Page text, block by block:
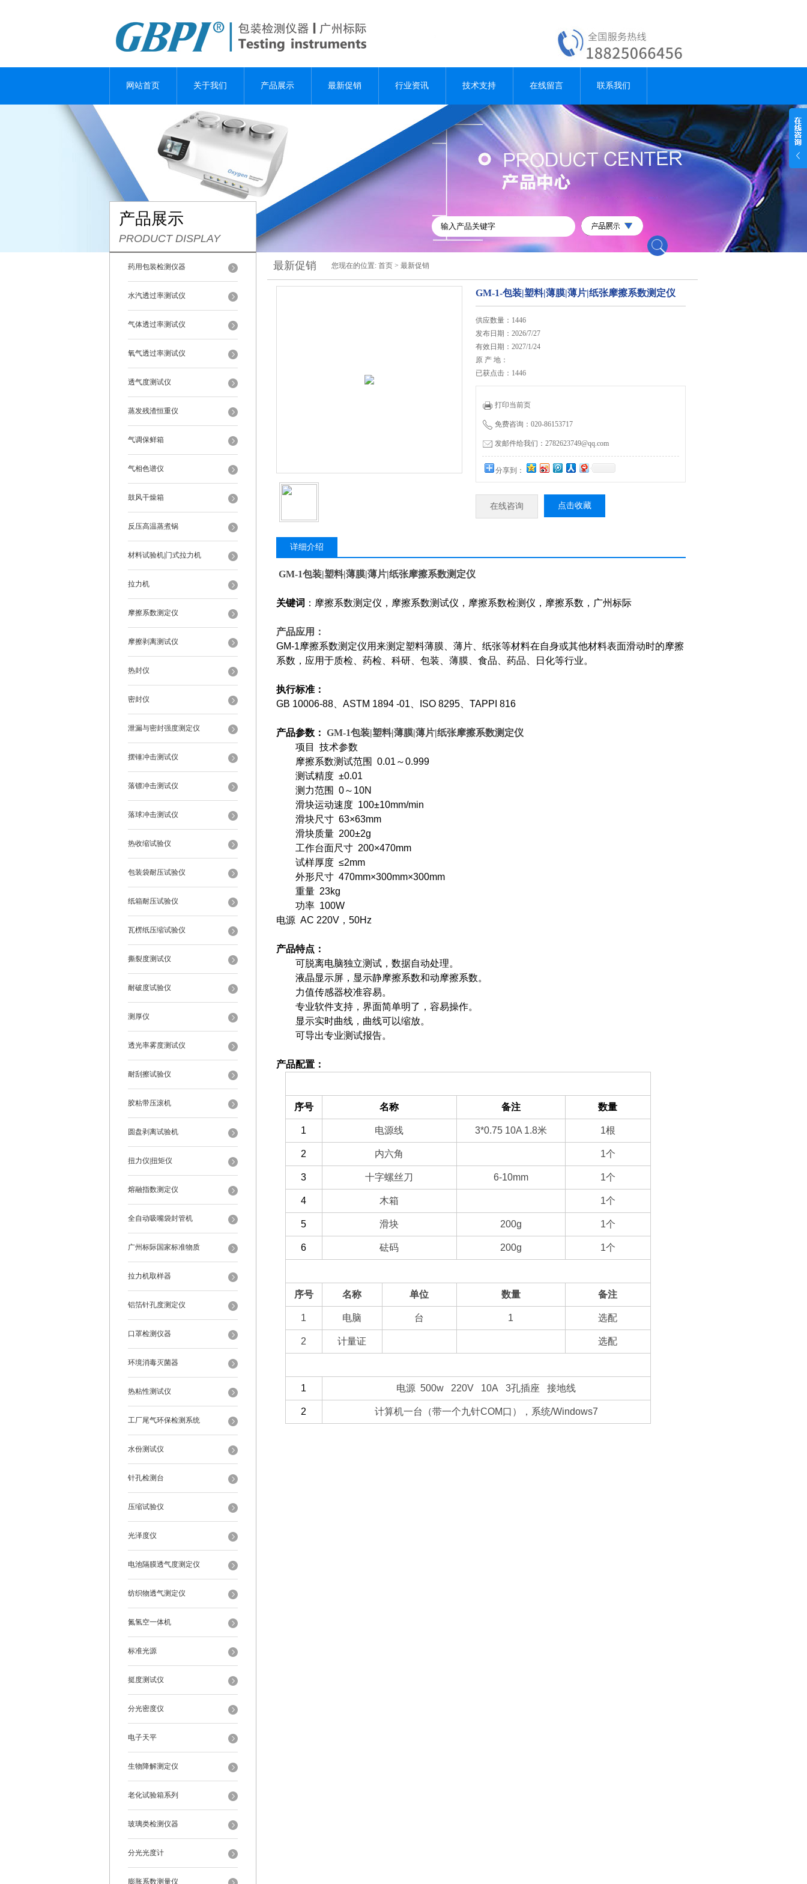
网站首页 关于我们 产品展示 最新促销 行业资讯 技术支持 在线留言 联系我们
产品展示
PRODUCT DISPLAY
药用包装检测仪器
水汽透过率测试仪
气体透过率测试仪
氧气透过率测试仪
透气度测试仪
蒸发残渣恒重仪
气调保鲜箱
气相色谱仪
鼓风干燥箱
反压高温蒸煮锅
材料试验机|门式拉力机
拉力机
摩擦系数测定仪
摩擦剥离测试仪
热封仪
密封仪
泄漏与密封强度测定仪
摆锤冲击测试仪
落镖冲击测试仪
落球冲击测试仪
热收缩试验仪
包装袋耐压试验仪
纸箱耐压试验仪
瓦楞纸压缩试验仪
撕裂度测试仪
耐破度试验仪
测厚仪
透光率雾度测试仪
耐刮擦试验仪
胶粘带压滚机
圆盘剥离试验机
扭力仪|扭矩仪
熔融指数测定仪
全自动吸嘴袋封管机
广州标际国家标准物质
拉力机取样器
铝箔针孔度测定仪
口罩检测仪器
环境消毒灭菌器
热粘性测试仪
工厂尾气环保检测系统
水份测试仪
针孔检测台
压缩试验仪
光泽度仪
电池隔膜透气度测定仪
纺织物透气测定仪
氮氢空一体机
标准光源
挺度测试仪
分光密度仪
电子天平
生物降解测定仪
老化试验箱系列
玻璃类检测仪器
分光光度计
膨胀系数测量仪
最新促销 您现在的位置: 首页 > 最新促销
GM-1-包装|塑料|薄膜|薄片|纸张摩擦系数测定仪
供应数量：1446
发布日期：2026/7/27
有效日期：2027/1/24
原 产 地：
已获点击：1446
打印当前页
免费咨询：020-86153717
发邮件给我们：2782623749@qq.com
分享到：
在线咨询 点击收藏
详细介绍
GM-1包装|塑料|薄膜|薄片|纸张摩擦系数测定仪
关键词 ：摩擦系数测定仪，摩擦系数测试仪，摩擦系数检测仪，摩擦系数，广州标际
产品应用：
GM-1摩擦系数测定仪用来测定塑料薄膜、薄片、纸张等材料在自身或其他材料表面滑动时的摩擦
系数，应用于质检、药检、科研、包装、薄膜、食品、药品、日化等行业。
执行标准：
GB 10006-88、ASTM 1894 -01、ISO 8295、TAPPI 816
产品参数： GM-1包装|塑料|薄膜|薄片|纸张摩擦系数测定仪
项目 技术参数
摩擦系数测试范围 0.01～0.999
测试精度 ±0.01
测力范围 0～10N
滑块运动速度 100±10mm/min
滑块尺寸 63×63mm
滑块质量 200±2g
工作台面尺寸 200×470mm
试样厚度 ≤2mm
外形尺寸 470mm×300mm×300mm
重量 23kg
功率 100W
电源 AC 220V，50Hz
产品特点：
可脱离电脑独立测试，数据自动处理。
液晶显示屏，显示静摩擦系数和动摩擦系数。
力值传感器校准容易。
专业软件支持，界面简单明了，容易操作。
显示实时曲线，曲线可以缩放。
可导出专业测试报告。
产品配置：
序号 名称 备注 数量
1 电源线 3*0.75 10A 1.8米 1根
2 内六角 1个
3 十字螺丝刀 6-10mm 1个
4 木箱 1个
5 滑块 200g 1个
6 砝码 200g 1个
序号 名称 单位 数量 备注
1 电脑 台 1 选配
2 计量证 选配
1 电源 500w 220V 10A 3孔插座 接地线
2 计算机一台（带一个九针COM口），系统/Windows7